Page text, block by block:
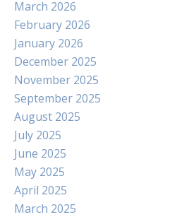
March 2026
February 2026
January 2026
December 2025
November 2025
September 2025
August 2025
July 2025
June 2025
May 2025
April 2025
March 2025